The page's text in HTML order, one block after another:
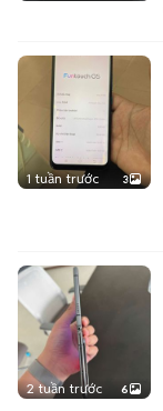
1 tuần trước 3
2 tuần trước 6